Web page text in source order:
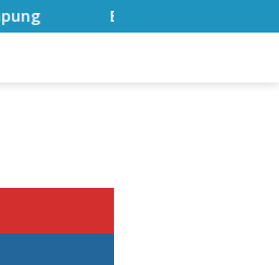
Bupati Lampung Selatan